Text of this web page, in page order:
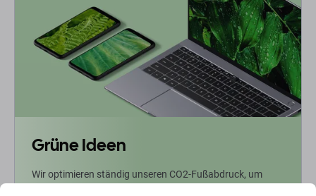
Grüne Ideen
Wir optimieren ständig unseren CO2-Fußabdruck, um